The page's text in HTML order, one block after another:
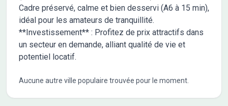
Cadre préservé, calme et bien desservi (A6 à 15 min),
idéal pour les amateurs de tranquillité.
**Investissement** : Profitez de prix attractifs dans
un secteur en demande, alliant qualité de vie et
potentiel locatif.
Aucune autre ville populaire trouvée pour le moment.